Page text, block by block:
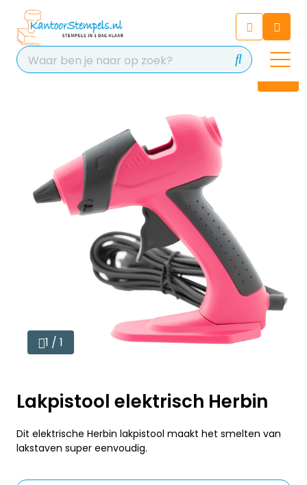
Chat 24/7 met onze chatbot
voor hulp
Contact
1 / 1
Lakpistool elektrisch Herbin
Dit elektrische Herbin lakpistool maakt het smelten van
lakstaven super eenvoudig.